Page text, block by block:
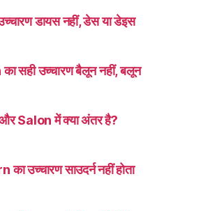
डायस नहीं, डेस या डेइस
सही उच्चारण बैलून नहीं, बलून
Salon में क्या अंतर है?
उच्चारण साउदर्न नहीं होता